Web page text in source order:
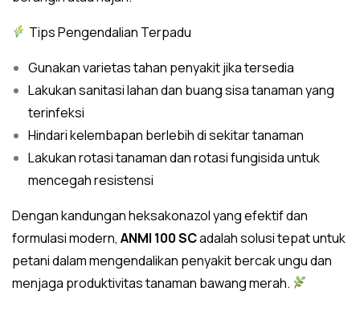
Tips Pengendalian Terpadu
Gunakan varietas tahan penyakit jika tersedia
Lakukan sanitasi lahan dan buang sisa tanaman yang
terinfeksi
Hindari kelembapan berlebih di sekitar tanaman
Lakukan rotasi tanaman dan rotasi fungisida untuk
mencegah resistensi
Dengan kandungan heksakonazol yang efektif dan
formulasi modern, ANMI 100 SCadalah solusi tepat untuk
petani dalam mengendalikan penyakit bercak ungu dan
menjaga produktivitas tanaman bawang merah.